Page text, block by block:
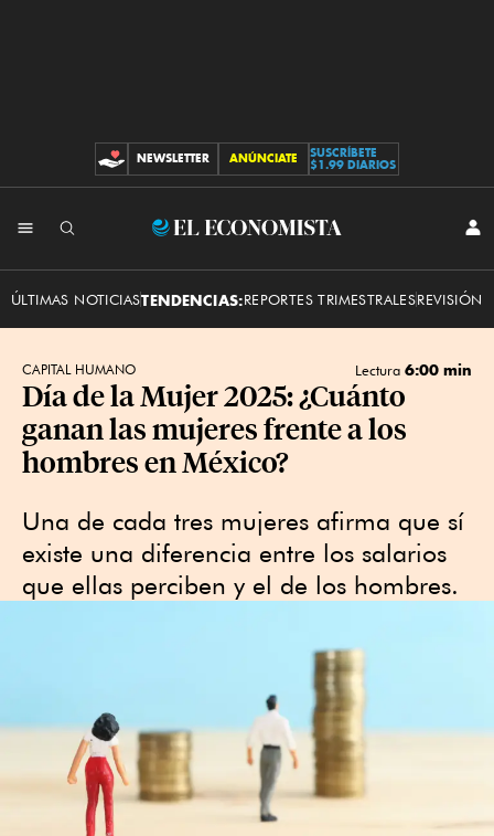
CONTRIBUCIONES
NEWSLETTER ANÚNCIATE
SUSCRÍBETE
$1.99 DIARIOS
El
ÚLTIMAS NOTICIASTENDENCIAS:REPORTES TRIMESTRALESREVISIÓN
CAPITAL HUMANO Lectura 6:00 min
Día de la Mujer 2025: ¿Cuánto
ganan las mujeres frente a los
hombres en México?
Una de cada tres mujeres afirma que sí
existe una diferencia entre los salarios
que ellas perciben y el de los hombres.